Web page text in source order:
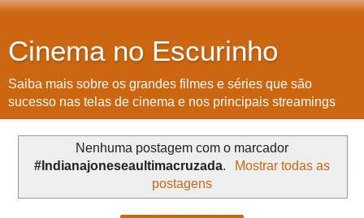
Cinema no Escurinho
Saiba mais sobre os grandes filmes e séries que são
sucesso nas telas de cinema e nos principais streamings
Nenhuma postagem com o marcador
#Indianajoneseaultimacruzada.
Mostrar todas as
postagens